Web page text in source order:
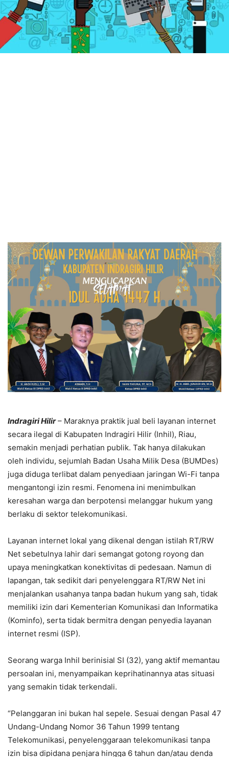
Indragiri Hilir– Maraknya praktik jual beli layanan internet
secara ilegal di Kabupaten Indragiri Hilir (Inhil), Riau,
semakin menjadi perhatian publik. Tak hanya dilakukan
oleh individu, sejumlah Badan Usaha Milik Desa (BUMDes)
juga diduga terlibat dalam penyediaan jaringan Wi-Fi tanpa
mengantongi izin resmi. Fenomena ini menimbulkan
keresahan warga dan berpotensi melanggar hukum yang
berlaku di sektor telekomunikasi.
Layanan internet lokal yang dikenal dengan istilah RT/RW
Net sebetulnya lahir dari semangat gotong royong dan
upaya meningkatkan konektivitas di pedesaan. Namun di
lapangan, tak sedikit dari penyelenggara RT/RW Net ini
menjalankan usahanya tanpa badan hukum yang sah, tidak
memiliki izin dari Kementerian Komunikasi dan Informatika
(Kominfo), serta tidak bermitra dengan penyedia layanan
internet resmi (ISP).
Seorang warga Inhil berinisial SI (32), yang aktif memantau
persoalan ini, menyampaikan keprihatinannya atas situasi
yang semakin tidak terkendali.
“Pelanggaran ini bukan hal sepele. Sesuai dengan Pasal 47
Undang-Undang Nomor 36 Tahun 1999 tentang
Telekomunikasi, penyelenggaraan telekomunikasi tanpa
izin bisa dipidana penjara hingga 6 tahun dan/atau denda